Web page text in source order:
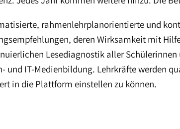
rahmenlehrplanorientierte und
deren Wirksamkeit mit
Lesediagnostik aller
und IT-Medienbildung. Lehrkräfte werden
in die Plattform einstellen zu können.